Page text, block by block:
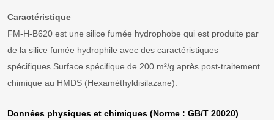
Caractéristique
FM-H-B620 est une silice fumée hydrophobe qui est produite par
de la silice fumée hydrophile avec des caractéristiques
spécifiques.Surface spécifique de 200 m²/g après post-traitement
chimique au HMDS (Hexaméthyldisilazane).
Données physiques et chimiques (Norme : GB/T 20020)